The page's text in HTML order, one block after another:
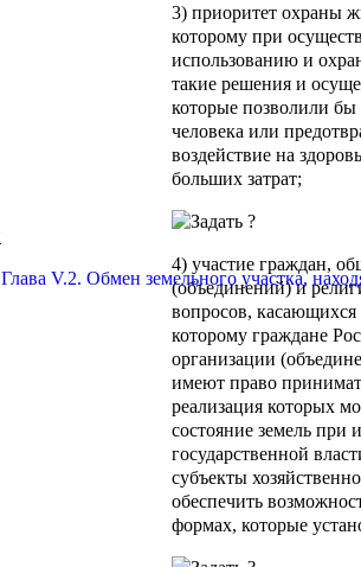
Глава V.2. Обмен земельного участка,
3) приоритет охраны
которому при
использованию и
такие решения и
которые позволили
человека или
воздействие на
больших затрат;
4) участие граждан,
(объединений) и
вопросов,
которому граждане
организации
имеют право
реализация которых
состояние земель при
государственной
субъекты
обеспечить
формах, которые